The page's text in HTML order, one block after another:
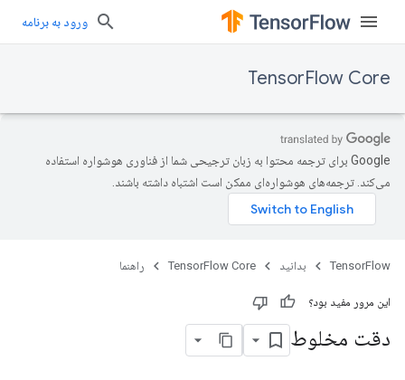
ورود به برنامه
TensorFlow Core
‫Google برای ترجمه محتوا به زبان ترجیحی شما از فناوری هوشواره استفاده
می‌کند. ترجمه‌های هوشواره‌ای ممکن است اشتباه داشته باشند.
TensorFlow بدانید TensorFlow Core راهنما
این مرور مفید بود؟
دقت مخلوط